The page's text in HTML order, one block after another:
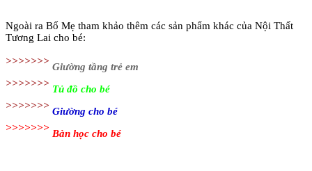
Ngoài ra Bố Mẹ tham khảo thêm các sản phẩm khác của Nội Thất
Tương Lai cho bé:
>>>>>>> Giường tầng trẻ em
>>>>>>> Tủ đồ cho bé
>>>>>>> Giường cho bé
>>>>>>> Bàn học cho bé